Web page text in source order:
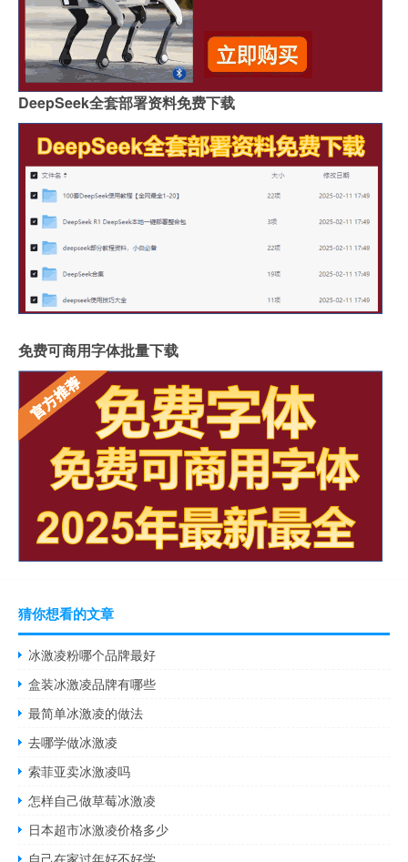
DeepSeek全套部署资料免费下载
免费可商用字体批量下载
猜你想看的文章
冰激凌粉哪个品牌最好
盒装冰激凌品牌有哪些
最简单冰激凌的做法
去哪学做冰激凌
索菲亚卖冰激凌吗
怎样自己做草莓冰激凌
日本超市冰激凌价格多少
自己在家过年好不好学